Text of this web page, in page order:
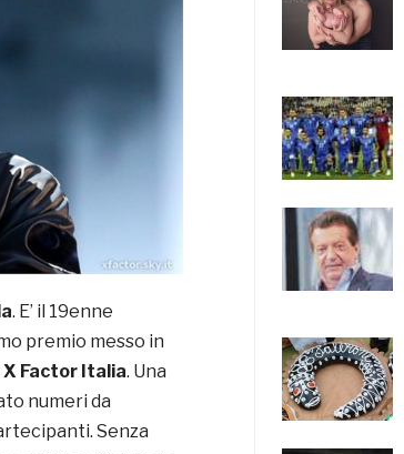
. E’ il 19enne
premio messo in
X Factor Italia. Una
numeri da
Senza